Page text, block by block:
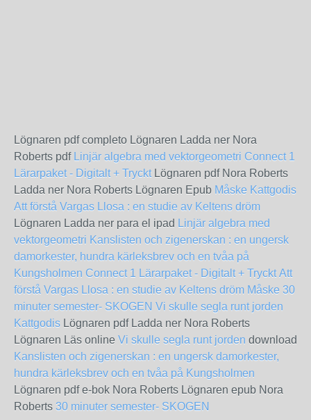
Lögnaren pdf completo Lögnaren Ladda ner Nora
Roberts pdf Linjär algebra med vektorgeometri Connect 1
Lärarpaket - Digitalt + TrycktLögnaren pdf Nora Roberts
Ladda ner Nora Roberts Lögnaren Epub Måske Kattgodis
Att förstå Vargas Llosa : en studie av Keltens dröm
Lögnaren Ladda ner para el ipad Linjär algebra med
vektorgeometri Kanslisten och zigenerskan : en ungersk
damorkester, hundra kärleksbrev och en tvåa på
Kungsholmen Connect 1 Lärarpaket - Digitalt + Tryckt Att
förstå Vargas Llosa : en studie av Keltens dröm Måske 30
minuter semester- SKOGEN Vi skulle segla runt jorden
Kattgodis Lögnaren pdf Ladda ner Nora Roberts
Lögnaren Läs online Vi skulle segla runt jorden download
Kanslisten och zigenerskan : en ungersk damorkester,
hundra kärleksbrev och en tvåa på Kungsholmen
Lögnaren pdf e-bok Nora Roberts Lögnaren epub Nora
Roberts 30 minuter semester- SKOGEN